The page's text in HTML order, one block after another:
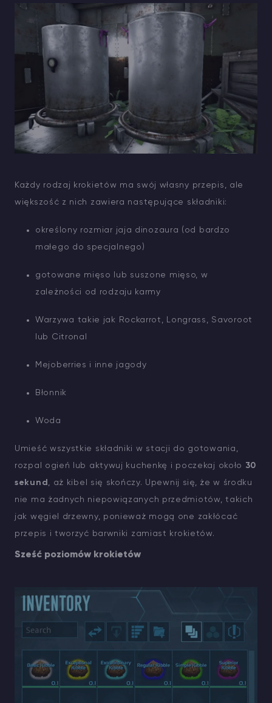
Każdy rodzaj krokietów ma swój własny przepis, ale
większość z nich zawiera następujące składniki:
określony rozmiar jaja dinozaura (od bardzo
małego do specjalnego)
gotowane mięso lub suszone mięso, w
zależności od rodzaju karmy
Warzywa takie jak Rockarrot, Longrass, Savoroot
lub Citronal
Mejoberries i inne jagody
Błonnik
Woda
Umieść wszystkie składniki w stacji do gotowania,
rozpal ogień lub aktywuj kuchenkę i poczekaj około 30
sekund , aż kibel się skończy. Upewnij się, że w środku
nie ma żadnych niepowiązanych przedmiotów, takich
jak węgiel drzewny, ponieważ mogą one zakłócać
przepis i tworzyć barwniki zamiast krokietów.
Sześć poziomów krokietów